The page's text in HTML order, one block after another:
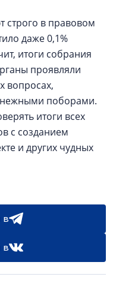
строго в правовом
даже 0,1%
итоги собрания
проявляли
вопросах,
поборами.
итоги всех
с созданием
и других чудных
в
в